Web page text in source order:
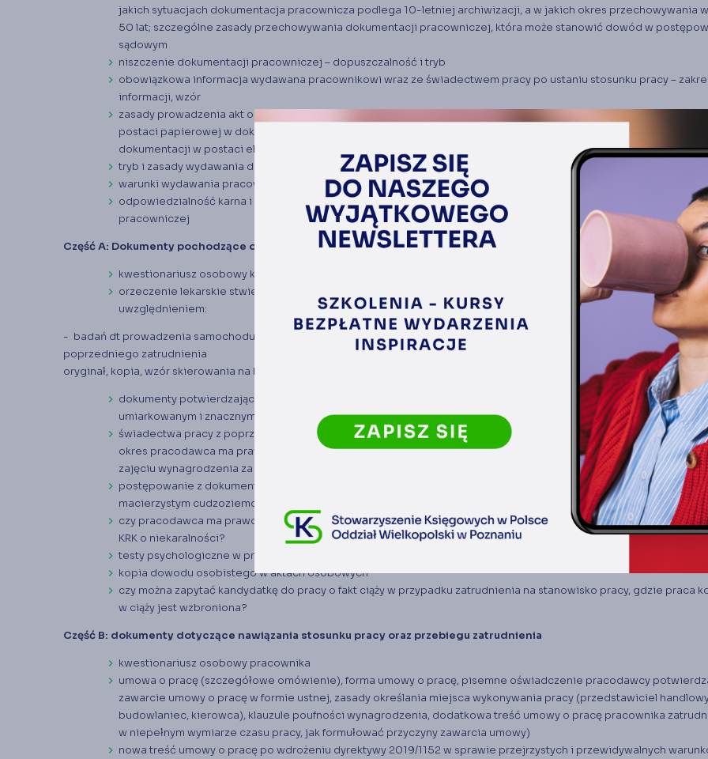
jakich sytuacjach dokumentacja pracownicza podlega 10-letniej archiwizacji, a w jakich okres przechowywania
50 lat; szczególne zasady przechowywania dokumentacji pracowniczej, która może stanowić dowód w
sądowym
niszczenie dokumentacji pracowniczej – dopuszczalność i tryb
obowiązkowa informacja wydawana pracownikowi wraz ze świadectwem pracy po ustaniu stosunku pracy –
informacji, wzór
zasady prowadzenia akt osobowych w formie elektronicznej – wymogi, przekształcenie dokumentacji
postaci papierowej w dokumentację w postaci elektronicznej, obowiązkowa informacja dla pracownika o
dokumentacji w postaci elektronicznej, wzór informacji
tryb i zasady wydawania dokumentacji pracowniczej pracownikowi, byłemu pracownikowi lub członkom jego
warunki wydawania pracownikowi kopii dokumentacji
odpowiedzialność karna i wykroczeniowa związana z nieprowadzeniem bądź nieprzechowywaniem
pracowniczej
Część A: Dokumenty pochodzące od kandydatów na pracowników
kwestionariusz osobowy kandydata na pracownika
orzeczenie lekarskie stwierdzające brak przeciwwskazań do pracy na określonym stanowisku, ze szczególnym
uwzględnieniem:
- badań dt prowadzenia samochodu w celach służbowych - zwolnienia z badań wstępnych z uwagi na orzeczenie
poprzedniego zatrudnienia
oryginał, kopia, wzór skierowania na badania profilaktyczne
dokumenty potwierdzające stopień niepełnosprawności w celu ustalenia szczególnych uprawnień pracownika z
umiarkowanym i znacznym stopniem niepełnosprawności
świadectwa pracy z poprzednich miejsc zatrudnienia lub inne dokumenty potwierdzające okresy zatrudnienia
okres pracodawca ma prawo żądać świadectwa pracy, postępowanie w przypadku informacji w świadectwie
zajęciu wynagrodzenia za pracę)
postępowanie z dokumentami potwierdzającymi wcześniejsze zatrudnienie poza Polską / zatrudnienie w
macierzystym cudzoziemca
czy pracodawca ma prawo żądać od kandydata na pracownika zdjęć i referencji oraz oświadczenia lub
KRK o niekaralności?
testy psychologiczne w procesie rekrutacyjnym
kopia dowodu osobistego w aktach osobowych
czy można zapytać kandydatkę do pracy o fakt ciąży w przypadku zatrudnienia na stanowisko pracy, gdzie praca
w ciąży jest wzbroniona?
Część B: dokumenty dotyczące nawiązania stosunku pracy oraz przebiegu zatrudnienia
kwestionariusz osobowy pracownika
umowa o pracę (szczegółowe omówienie), forma umowy o pracę, pisemne oświadczenie pracodawcy
zawarcie umowy o pracę w formie ustnej, zasady określania miejsca wykonywania pracy (przedstawiciel
budowlaniec, kierowca), klauzule poufności wynagrodzenia, dodatkowa treść umowy o pracę pracownika
w niepełnym wymiarze czasu pracy, jak formułować przyczyny zawarcia umowy)
nowa treść umowy o pracę po wdrożeniu dyrektywy 2019/1152 w sprawie przejrzystych i przewidywalnych